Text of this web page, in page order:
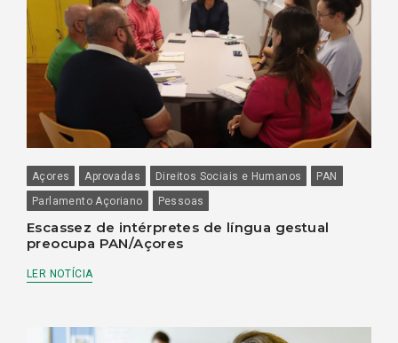
Açores Aprovadas Direitos Sociais e Humanos
PAN
Parlamento Açoriano
Pessoas
Escassez de intérpretes de língua gestual
preocupa PAN/Açores
LER NOTÍCIA